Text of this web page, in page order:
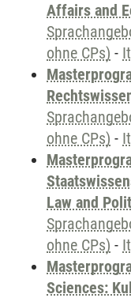
Affairs and
ohne CPs) -
ohne CPs) -
Law and
ohne CPs) -
Sciences: